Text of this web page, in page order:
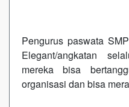
Pengurus paswata
Elegant/angkatan
mereka bisa
organisasi dan bisa